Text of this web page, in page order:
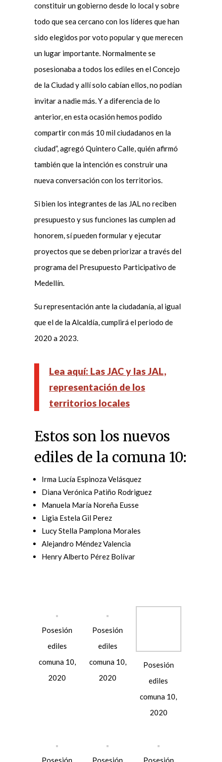
constituir un gobierno desde lo local y sobre
todo que sea cercano con los líderes que han
sido elegidos por voto popular y que merecen
un lugar importante. Normalmente se
posesionaba a todos los ediles en el Concejo
de la Ciudad y allí solo cabían ellos, no podían
invitar a nadie más. Y a diferencia de lo
anterior, en esta ocasión hemos podido
compartir con más 10 mil ciudadanos en la
ciudad”, agregó Quintero Calle, quién afirmó
también que la intención es construir una
nueva conversación con los territorios.
Si bien los integrantes de las JAL no reciben
presupuesto y sus funciones las cumplen ad
honorem, sí pueden formular y ejecutar
proyectos que se deben priorizar a través del
programa del Presupuesto Participativo de
Medellín.
Su representación ante la ciudadanía, al igual
que el de la Alcaldía, cumplirá el periodo de
2020 a 2023.
Lea aquí: Las JAC y las JAL,
representación de los
territorios locales
Estos son los nuevos
ediles de la comuna 10:
Irma Lucía Espinoza Velásquez
Diana Verónica Patiño Rodriguez
Manuela María Noreña Eusse
Ligia Estela Gil Perez
Lucy Stella Pamplona Morales
Alejandro Méndez Valencia
Henry Alberto Pérez Bolívar
Posesión
ediles
comuna 10,
2020
Posesión
ediles
comuna 10,
2020
comuna 10,
2020
comuna 10,
comuna 10,
comuna 10,